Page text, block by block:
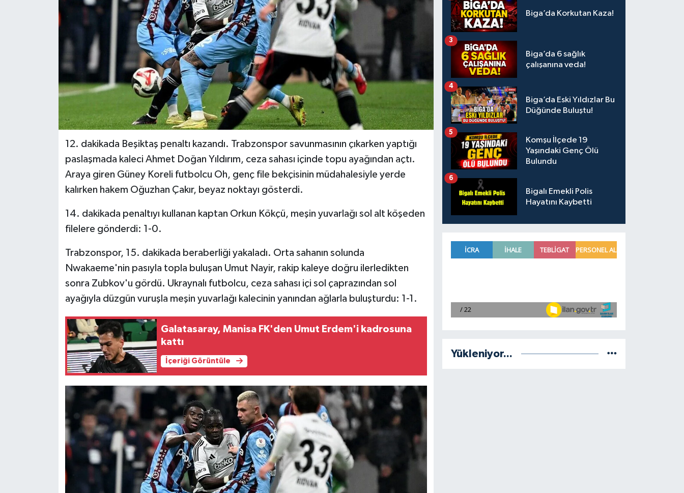
12. dakikada Beşiktaş penaltı kazandı. Trabzonspor savunmasının çıkarken yaptığı
paslaşmada kaleci Ahmet Doğan Yıldırım, ceza sahası içinde topu ayağından açtı.
Araya giren Güney Koreli futbolcu Oh, genç file bekçisinin müdahalesiyle yerde
kalırken hakem Oğuzhan Çakır, beyaz noktayı gösterdi.
14. dakikada penaltıyı kullanan kaptan Orkun Kökçü, meşin yuvarlağı sol alt köşeden
filelere gönderdi: 1-0.
Trabzonspor, 15. dakikada beraberliği yakaladı. Orta sahanın solunda
Nwakaeme'nin pasıyla topla buluşan Umut Nayir, rakip kaleye doğru ilerledikten
sonra Zubkov'u gördü. Ukraynalı futbolcu, ceza sahası içi sol çaprazından sol
ayağıyla düzgün vuruşla meşin yuvarlağı kalecinin yanından ağlarla buluşturdu: 1-1.
Galatasaray, Manisa FK'den Umut Erdem'i kadrosuna
kattı
İçeriği Görüntüle
Biga’da Korkutan Kaza!
Biga’da 6 sağlık
çalışanına veda!
3
Biga’da Eski Yıldızlar Bu
Düğünde Buluştu!
4
Komşu İlçede 19
Yaşındaki Genç Ölü
Bulundu
5
Bigalı Emekli Polis
Hayatını Kaybetti
6
Yükleniyor...
Kültür Sanat
Otomobil
Resmî ilanlar
Tarım ve Ekonomi